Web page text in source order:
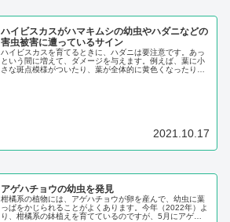
ハイビスカスがハマキムシの幼虫やハダニなどの
害虫被害に遭っているサイン
ハイビスカスを育てるときに、ハダニは要注意です。あっ
という間に増えて、ダメージを与えます。例えば、葉に小
さな斑点模様がついたり、葉が全体的に黄色くなったりし
2021.10.17
アゲハチョウの幼虫を発見
柑橘系の植物には、アゲハチョウが卵を産んで、幼虫に葉
っぱをかじられることがよくあります。今年（2022年）よ
り、柑橘系の鉢植えを育てているのですが、5月にアゲハ